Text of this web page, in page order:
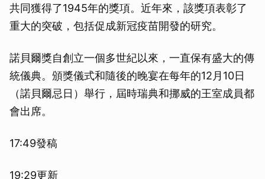
共同獲得了1945年的獎項。近年來，該獎項表彰了
重大的突破，包括促成新冠疫苗開發的研究。
諾貝爾獎自創立一個多世紀以來，一直保有盛大的傳
統儀典。頒獎儀式和隨後的晚宴在每年的12月10日
（諾貝爾忌日）舉行，屆時瑞典和挪威的王室成員都
會出席。
17:49發稿
19:29更新